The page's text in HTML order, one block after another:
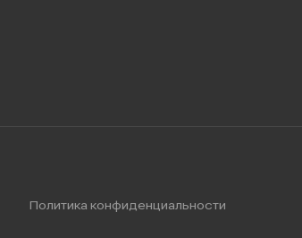
Политика конфиденциальности